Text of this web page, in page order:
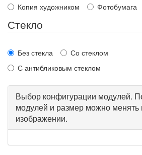
Копия художником
Фотобумага
Стекло
Без стекла
Со стеклом
С антибликовым стеклом
Выбор конфигурации модулей.
модулей и размер можно
изображении.